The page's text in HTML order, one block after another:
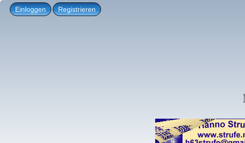
Einloggen Registrieren